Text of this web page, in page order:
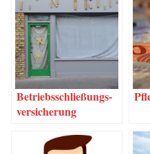
Betriebs­schlie­ßungs­
ver­si­che­rung